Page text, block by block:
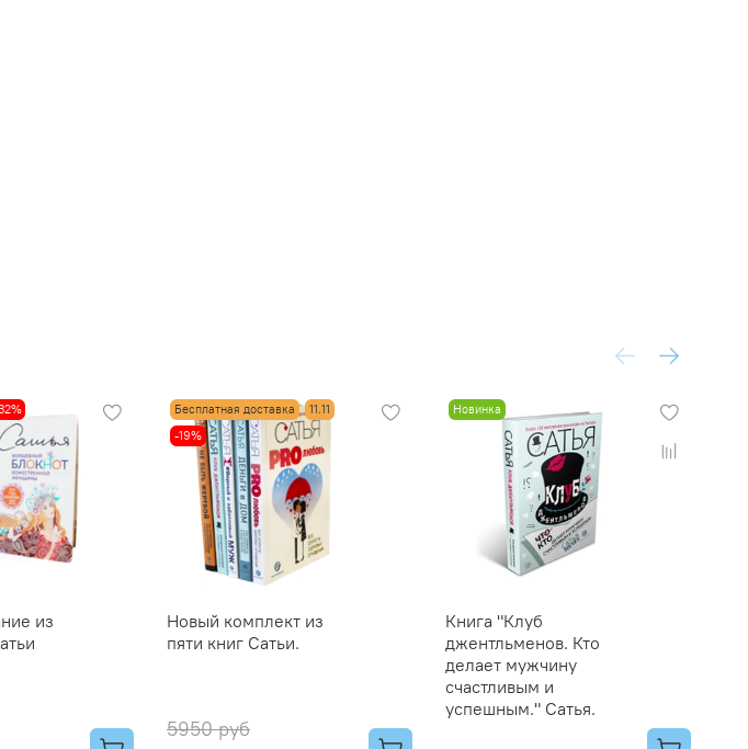
из
Бесплатная доставка
11.11
-19%
Новый комплект из
пяти книг Сатьи.
5950 руб
Новинка
Книга "Клуб
джентльменов. Кто
делает мужчину
счастливым и
успешным." Сатья.